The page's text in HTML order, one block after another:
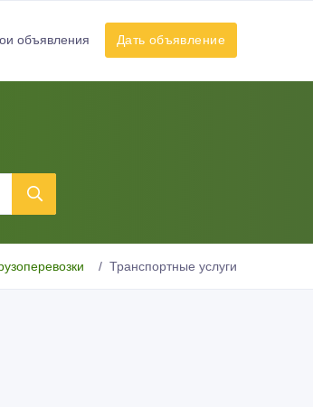
объявления Дать объявление
Транспортные услуги